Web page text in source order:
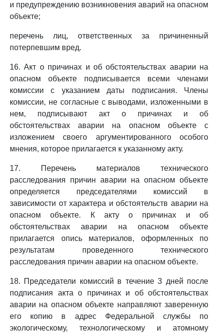
и предупреждению возникновения аварий на опасном
объекте;
перечень лиц, ответственных за причиненный
потерпевшим вред.
16. Акт о причинах и об обстоятельствах аварии на
опасном объекте подписывается всеми членами
комиссии с указанием даты подписания. Члены
комиссии, не согласные с выводами, изложенными в
нем, подписывают акт о причинах и об
обстоятельствах аварии на опасном объекте с
изложением своего аргументированного особого
мнения, которое прилагается к указанному акту.
17. Перечень материалов технического
расследования причин аварии на опасном объекте
определяется председателями комиссий в
зависимости от характера и обстоятельств аварии на
опасном объекте. К акту о причинах и об
обстоятельствах аварии на опасном объекте
прилагается опись материалов, оформленных по
результатам проведенного технического
расследования причин аварии на опасном объекте.
18. Председатели комиссий в течение 3 дней после
подписания акта о причинах и об обстоятельствах
аварии на опасном объекте направляют заверенную
его копию в адрес Федеральной службы по
экологическому, технологическому и атомному